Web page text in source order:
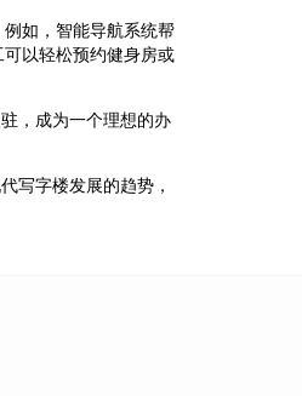
如，智能导航系统帮
以轻松预约健身房或
，成为一个理想的办
写字楼发展的趋势，